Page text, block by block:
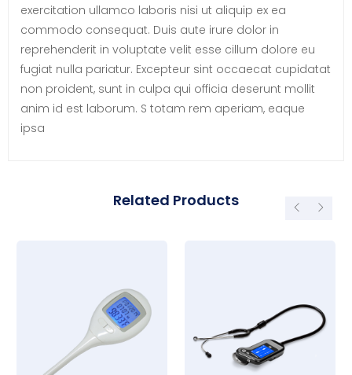
exercitation ullamco laboris nisi ut aliquip ex ea
commodo consequat. Duis aute irure dolor in
reprehenderit in voluptate velit esse cillum dolore eu
fugiat nulla pariatur. Excepteur sint occaecat cupidatat
non proident, sunt in culpa qui officia deserunt mollit
anim id est laborum. S totam rem aperiam, eaque
ipsa
Related Products